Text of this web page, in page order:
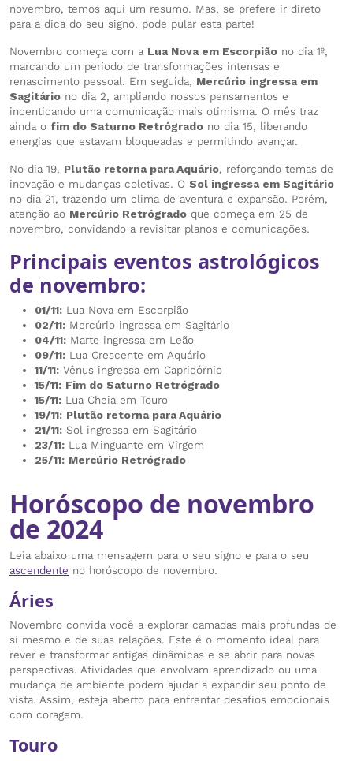
novembro, temos aqui um resumo. Mas, se prefere ir direto
para a dica do seu signo, pode pular esta parte!
Novembro começa com a Lua Nova em Escorpião no dia 1º,
marcando um período de transformações intensas e
renascimento pessoal. Em seguida, Mercúrio ingressa em
Sagitário no dia 2, ampliando nossos pensamentos e
incenticando uma comunicação mais otimisma. O mês traz
ainda o fim do Saturno Retrógrado no dia 15, liberando
energias que estavam bloqueadas e permitindo avançar.
No dia 19, Plutão retorna para Aquário, reforçando temas de
inovação e mudanças coletivas. O Sol ingressa em Sagitário
no dia 21, trazendo um clima de aventura e expansão. Porém,
atenção ao Mercúrio Retrógrado que começa em 25 de
novembro, convidando a revisitar planos e comunicações.
Principais eventos astrológicos
de novembro:
01/11: Lua Nova em Escorpião
02/11: Mercúrio ingressa em Sagitário
04/11: Marte ingressa em Leão
09/11: Lua Crescente em Aquário
11/11: Vênus ingressa em Capricórnio
15/11: Fim do Saturno Retrógrado
15/11: Lua Cheia em Touro
19/11: Plutão retorna para Aquário
21/11: Sol ingressa em Sagitário
23/11: Lua Minguante em Virgem
25/11: Mercúrio Retrógrado
Horóscopo de novembro
de 2024
Leia abaixo uma mensagem para o seu signo e para o seu
ascendente no horóscopo de novembro.
Áries
Novembro convida você a explorar camadas mais profundas de
si mesmo e de suas relações. Este é o momento ideal para
rever e transformar antigas dinâmicas e se abrir para novas
perspectivas. Atividades que envolvam aprendizado ou uma
mudança de ambiente podem ajudar a expandir seu ponto de
vista. Assim, esteja aberto para enfrentar desafios emocionais
com coragem.
Touro